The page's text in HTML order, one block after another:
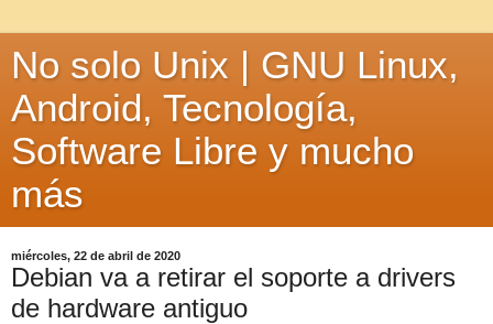
No solo Unix | GNU Linux,
Android, Tecnología,
Software Libre y mucho
más
miércoles, 22 de abril de 2020
Debian va a retirar el soporte a drivers
de hardware antiguo